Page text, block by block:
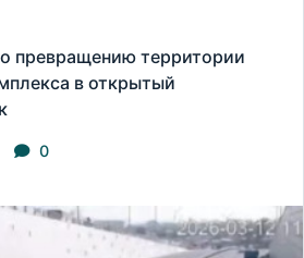
превращению территории
в открытый
0